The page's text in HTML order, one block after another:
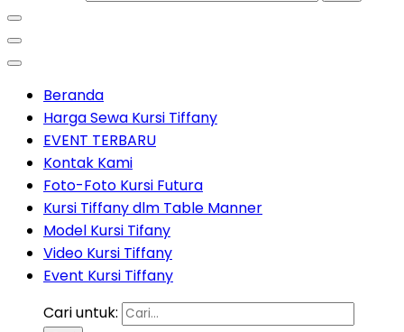
Beranda
Harga Sewa Kursi Tiffany
EVENT TERBARU
Kontak Kami
Foto-Foto Kursi Futura
Kursi Tiffany dlm Table Manner
Model Kursi Tifany
Video Kursi Tiffany
Event Kursi Tiffany
Cari untuk: